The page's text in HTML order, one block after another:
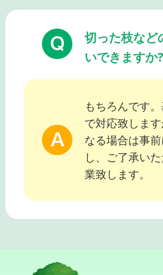
切った枝など
いできますか?
もちろんです
で対応致しま
なる場合は事
し、ご了承い
業致します。